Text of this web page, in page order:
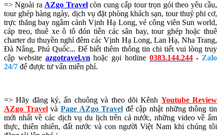
=> Ngoài ra AZgo Travelcòn cung cấp tour trọn gói theo yêu cầu,
tour ghép hàng ngày, dịch vụ đặt phòng khách sạn, tour thuỷ phi cơ,
trực thăng bay ngắm cảnh Vịnh Hạ Long, vé công viên Sun world,
cáp treo, thuê xe ô tô đón tiễn các sân bay, tour ghép hoặc thuê
charter du thuyền nghỉ đêm các Vịnh Hạ Long, Lan Hạ, Nha Trang,
Đà Nẵng, Phú Quốc... Để biết thêm thông tin chi tiết vui lòng truy
cập website azgotravel.vn hoặc gọi hotline 0383.144.244- Zalo
24/7 để được tư vấn miễn phí.
=> Hãy đăng ký, ấn chuông và theo dõi Kênh Youtube Review
AZgo Travelvà Page AZgo Travel để cập nhật những thông tin
mới nhất về các dịch vụ du lịch trên cả nước, những video về ẩm
thực, thiên nhiên, đất nước và con người Việt Nam khi chúng tôi